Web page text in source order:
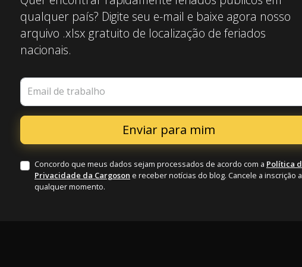
qualquer país? Digite seu e-mail e baixe agora nosso
arquivo .xlsx gratuito de localização de feriados
nacionais.
Email de trabalho
Concordo que meus dados sejam processados de acordo com a Política
Privacidade da Cargoson e receber notícias do blog. Cancele a inscrição a
qualquer momento.